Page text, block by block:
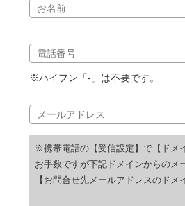
※ハイフン「-」は不要です。
※携帯電話の【受信設定】で【ドメ
お手数ですが下記ドメインからのメ
【お問合せ先メールアドレスのドメ